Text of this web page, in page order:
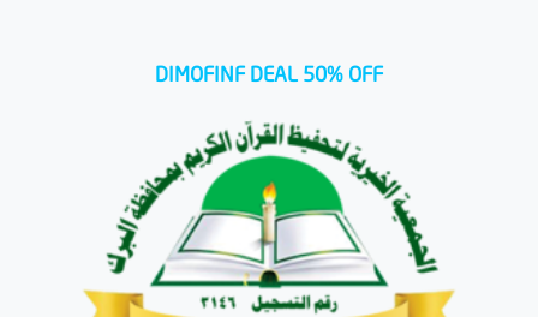
DIMOFINF DEAL 50% OFF